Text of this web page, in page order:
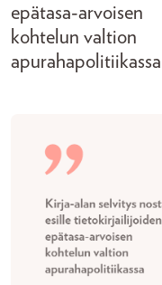
epätasa-arvoisen
kohtelun valtion
apurahapolitiikassa